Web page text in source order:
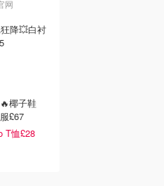
网
降💥白衬
椰子鞋
£67
T恤£28